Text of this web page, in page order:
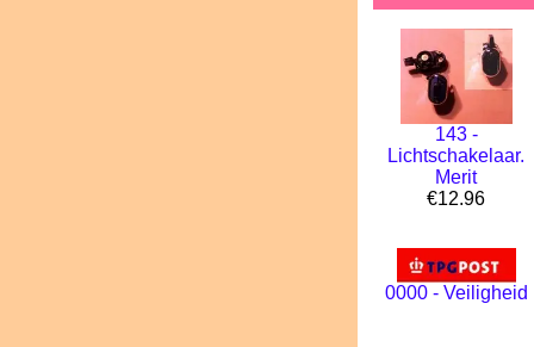
143 -
Lichtschakelaar.
Merit
€12.96
0000 - Veiligheid